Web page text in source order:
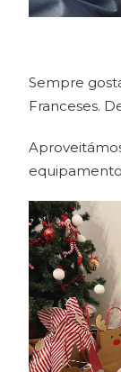
Sempre
Franceses.